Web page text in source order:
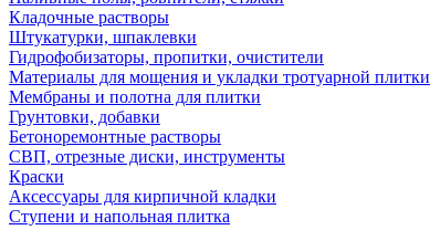
Кладочные растворы
Штукатурки, шпаклевки
Гидрофобизаторы, пропитки, очистители
Материалы для мощения и укладки тротуарной плитки
Мембраны и полотна для плитки
Грунтовки, добавки
Бетоноремонтные растворы
СВП, отрезные диски, инструменты
Краски
Аксессуары для кирпичной кладки
Ступени и напольная плитка